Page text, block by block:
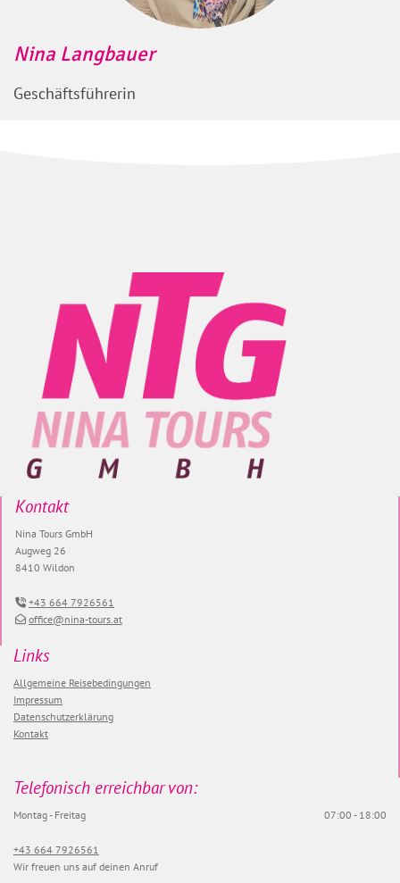
Nina Langbauer
Geschäftsführerin
Kontakt
Nina Tours GmbH
Augweg 26
8410 Wildon
 +43 664 7926561
 office@nina-tours.at
Links
Allgemeine Reisebedingungen
Impressum
Datenschutzerklärung
Kontakt
Telefonisch erreichbar von:
Montag - Freitag 07:00 - 18:00
+43 664 7926561
Wir freuen uns auf deinen Anruf